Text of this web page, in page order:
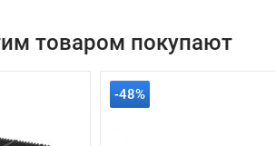
товаром покупают
-48%